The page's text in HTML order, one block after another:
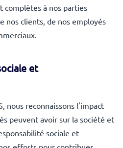
complètes à nos parties
nos clients, de nos employés
et
nous reconnaissons l'impact
peuvent avoir sur la société et
sociale et